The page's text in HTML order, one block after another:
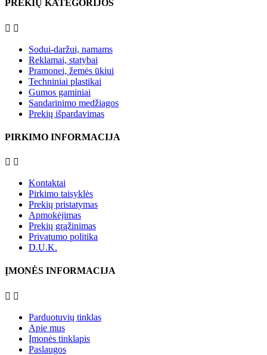
PREKIŲ KATEGORIJOS
 
Sodui-daržui, namams
Reklamai, statybai
Pramonei, žemės ūkiui
Techniniai plastikai
Gumos gaminiai
Sandarinimo medžiagos
Prekių išpardavimas
PIRKIMO INFORMACIJA
 
Kontaktai
Pirkimo taisyklės
Prekių pristatymas
Apmokėjimas
Prekių grąžinimas
Privatumo politika
D.U.K.
ĮMONĖS INFORMACIJA
 
Parduotuvių tinklas
Apie mus
Įmonės tinklapis
Paslaugos